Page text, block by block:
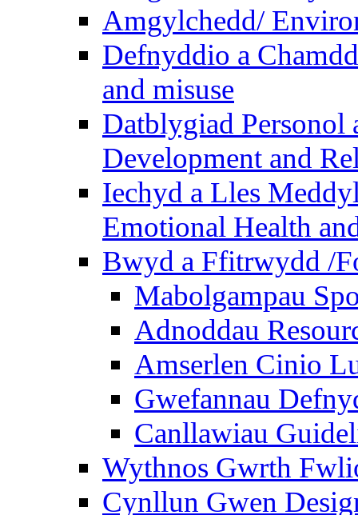
Amgylchedd/
Defnyddio a
and misuse
Datblygiad Personol
Development and
Iechyd a Lles
Emotional Health
Bwyd a Ffitrwydd /
Mabolgampau
Adnoddau
Amserlen Cinio
Gwefannau
Canllawiau
Wythnos Gwrth
Cynllun Gwen